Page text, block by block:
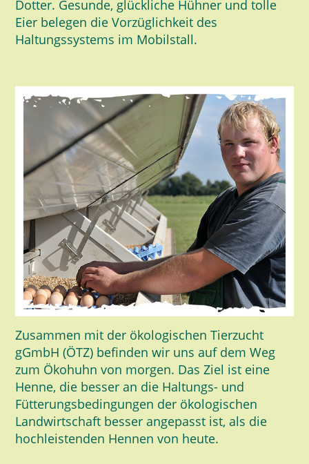
Dotter. Gesunde, glückliche Hühner und tolle
Eier belegen die Vorzüglichkeit des
Haltungssystems im Mobilstall.
Zusammen mit der ökologischen Tierzucht
gGmbH (ÖTZ) befinden wir uns auf dem Weg
zum Ökohuhn von morgen. Das Ziel ist eine
Henne, die besser an die Haltungs- und
Fütterungsbedingungen der ökologischen
Landwirtschaft besser angepasst ist, als die
hochleistenden Hennen von heute.